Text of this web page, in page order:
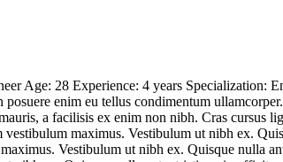
Age: 28 Experience: 4 years Specialization:
posuere enim eu tellus condimentum
a facilisis ex enim non nibh. Cras cursus
maximus. Vestibulum ut nibh ex.
Vestibulum ut nibh ex. Quisque nulla